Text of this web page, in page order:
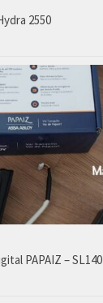
2550
PAPAIZ – SL140